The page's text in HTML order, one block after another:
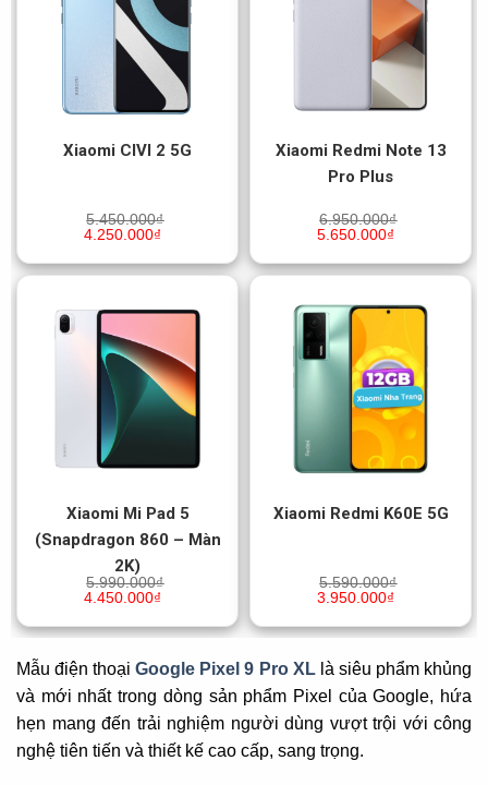
Xiaomi CIVI 2 5G
5.450.000₫
4.250.000₫
Xiaomi Redmi Note 13
Pro Plus
6.950.000₫
5.650.000₫
Xiaomi Mi Pad 5
(Snapdragon 860 – Màn
2K)
5.990.000₫
4.450.000₫
Xiaomi Redmi K60E 5G
5.590.000₫
3.950.000₫
Mẫu điện thoạiGoogle Pixel 9 Pro XLlà siêu phẩm khủng
và mới nhất trong dòng sản phẩm Pixel của Google, hứa
hẹn mang đến trải nghiệm người dùng vượt trội với công
nghệ tiên tiến và thiết kế cao cấp, sang trọng.